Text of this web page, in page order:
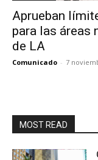
Aprueban
para las áreas
de LA
Comunicado - 7
MOST READ